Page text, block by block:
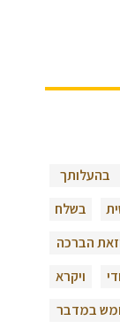
בהעלותך
בשלח
הברכה
ויקרא
במדבר